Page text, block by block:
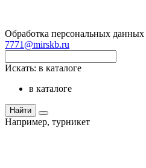
Обработка персональных данных
7771@mirskb.ru
Искать: в каталоге
в каталоге
Найти
Например, турникет